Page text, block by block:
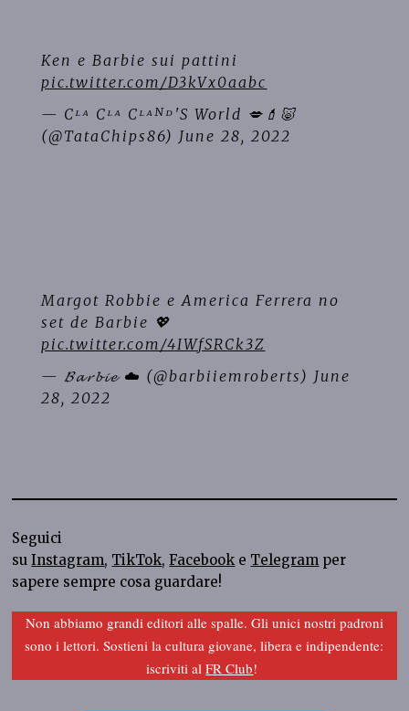
Ken e Barbie sui pattini
pic.twitter.com/D3kVx0aabc
— Cᴸᴬ Cᴸᴬ Cᴸᴬᴺᴰ'S World 💋💄🐷
(@TataChips86) June 28, 2022
Margot Robbie e America Ferrera no
set de Barbie 💖
pic.twitter.com/4IWfSRCk3Z
— 𝓑𝓪𝓻𝓫𝓲𝓮 ☁️ (@barbiiemroberts) June
28, 2022
Seguici
suInstagram, TikTok,Facebook e Telegram per
sapere sempre cosa guardare!
Non abbiamo grandi editori alle spalle. Gli unici nostri padroni
sono i lettori. Sostieni la cultura giovane, libera e indipendente:
iscriviti alFR Club!